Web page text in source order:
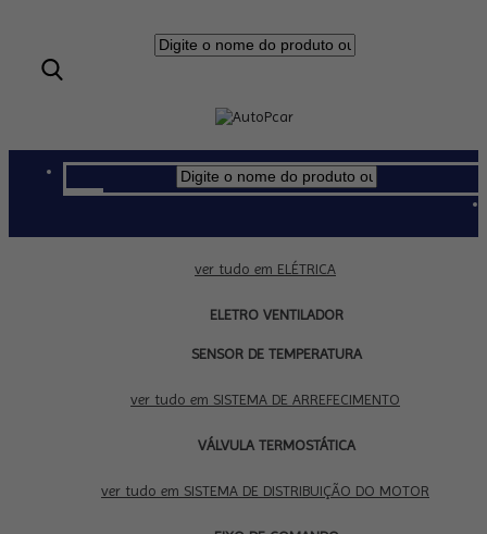
ver tudo em ELÉTRICA
ELETRO VENTILADOR
SENSOR DE TEMPERATURA
ver tudo em SISTEMA DE ARREFECIMENTO
VÁLVULA TERMOSTÁTICA
ver tudo em SISTEMA DE DISTRIBUIÇÃO DO MOTOR